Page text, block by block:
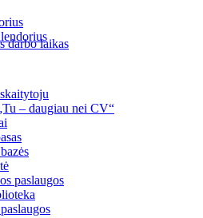
– daugiau nei CV“
paslaugos